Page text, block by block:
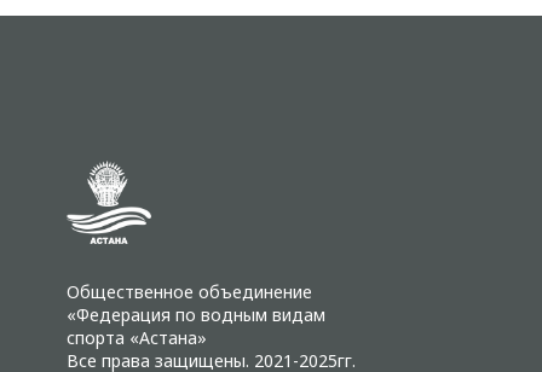
Общественное объединение
«Федерация по водным видам
спорта «Астана»
Все права защищены. 2021-2025гг.